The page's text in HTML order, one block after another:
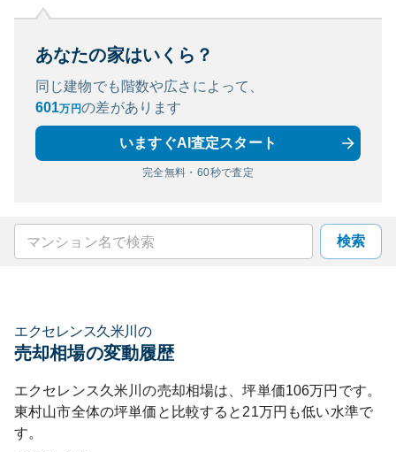
あなたの家はいくら？
同じ建物でも階数や広さによって、
601万円の差があります
いますぐAI査定スタート
完全無料・60秒で査定
検索
エクセレンス久米川 の
売却相場の変動履歴
エクセレンス久米川の売却相場は、坪単価106万円です。
東村山市全体の坪単価と比較すると 21万円も低い水準で
す。